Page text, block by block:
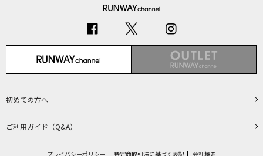
初めての方へ
ご利用ガイド（Q&A）
プライバシーポリシー 特定商取引法に基づく表記 会社概要